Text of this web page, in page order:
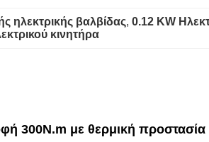
ηλεκτρικής βαλβίδας, 0.12 KW
κινητήρα
300N.m με θερμική